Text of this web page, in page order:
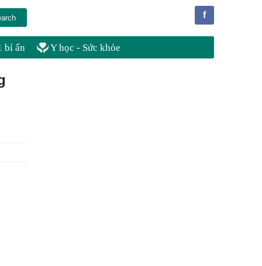
f
bí ẩn Y học - Sức khỏe